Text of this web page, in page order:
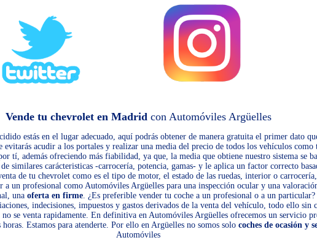
Vende tu chevrolet en Madrid con Automóviles Argüelles
estás en el lugar adecuado, aquí podrás obtener de manera gratuita el primer dato
evitarás acudir a los portales y realizar una media del precio de todos los vehículos como
tí, además ofreciendo más fiabilidad, ya que, la media que obtiene nuestro sistema se
similares carácteristicas -carrocería, potencia, gamas- y le aplica un factor correcto
de tu chevrolet como es el tipo de motor, el estado de las ruedas, interior o
a un profesional como Automóviles Argüelles para una inspección ocular y una
una oferta en firme . ¿Es preferible vender tu coche a un profesional o a un
indecisiones, impuestos y gastos derivados de la venta del vehículo, todo ello sin
se venta rapidamente. En definitiva en Automóviles Argüelles ofrecemos un servicio
Estamos para atenderte. Por ello en Argüelles no somos solo coches de ocasión y
Automóviles